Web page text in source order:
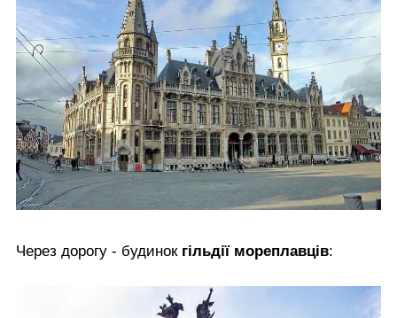
Через дорогу - будинок гільдії мореплавців: